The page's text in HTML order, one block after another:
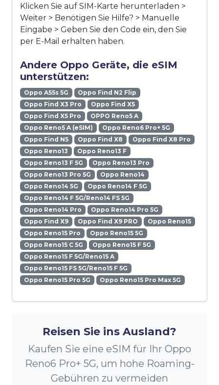
Klicken Sie auf SIM-Karte herunterladen >
Weiter > Benötigen Sie Hilfe? > Manuelle
Eingabe > Geben Sie den Code ein, den Sie
per E-Mail erhalten haben.
Andere Oppo Geräte, die eSIM
unterstützen:
Oppo A55s 5G
Oppo Find N2 Flip
Oppo Find X3 Pro
Oppo Find X5
Oppo Find X5 Pro
OPPO Reno5 A
Oppo Reno5 A (eSIM)
Oppo Reno6 Pro+ 5G
Oppo Find N5
Oppo Find X8
Oppo Find X8 Pro
Oppo Reno13
Oppo Reno13 F
Oppo Reno13 F 5G
Oppo Reno13 Pro
Oppo Reno13 Pro 5G
Oppo Reno14
Oppo Reno14 5G
Oppo Reno14 F 5G
Oppo Reno14 F 5G/Reno14 FS 5G
Oppo Reno14 Pro
Oppo Reno14 Pro 5G
Oppo Find X9
Oppo Find X9 PRO
Oppo Reno15
Oppo Reno15 Pro
Oppo Reno15 5G
Oppo Reno15 C 5G
Oppo Reno15 F 5G
Oppo Reno15 F 5G/Reno15 A
Oppo Reno15 FS 5G/Reno15 F 5G
Oppo Reno15 Pro 5G
Oppo Reno15 Pro Max 5G
Reisen Sie ins Ausland?
Kaufen Sie eine eSIM für Ihr Oppo
Reno6 Pro+ 5G, um hohe Roaming-
Gebühren zu vermeiden